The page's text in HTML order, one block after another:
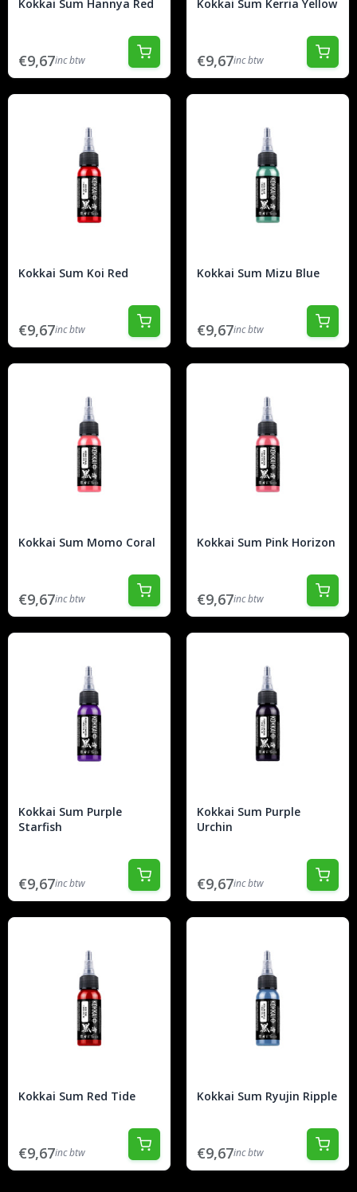
Kokkai Sum Hannya Red
€9,67inc btw
Kokkai Sum Kerria Yellow
€9,67inc btw
Kokkai Sum Koi Red
€9,67inc btw
Kokkai Sum Mizu Blue
€9,67inc btw
Kokkai Sum Momo Coral
€9,67inc btw
Kokkai Sum Pink Horizon
€9,67inc btw
Kokkai Sum Purple
Starfish
€9,67inc btw
Kokkai Sum Purple
Urchin
€9,67inc btw
Kokkai Sum Red Tide
€9,67inc btw
Kokkai Sum Ryujin Ripple
€9,67inc btw